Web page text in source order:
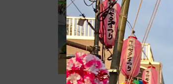
ぎて夕方には傘...
今日の浅草。 伝
法院通りの路上店
舗が撤去されて...